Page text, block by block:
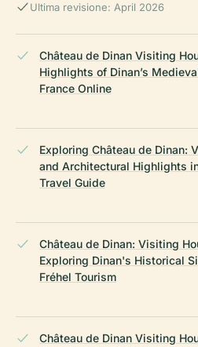
Ultima revisione: April 2026
Château de Dinan Visiting
Highlights of Dinan’s
France Online
Exploring Château de Dinan:
and Architectural Highlights
Travel Guide
Château de Dinan: Visiting
Exploring Dinan's Historical
Fréhel Tourism
Château de Dinan Visiting